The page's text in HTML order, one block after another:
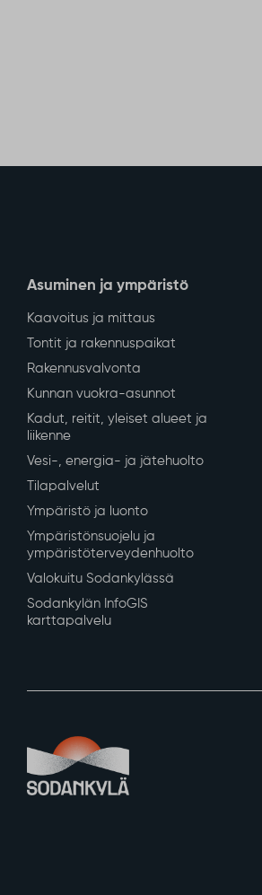
Asuminen ja ympäristö
Kaavoitus ja mittaus
Tontit ja rakennuspaikat
Rakennusvalvonta
Kunnan vuokra-asunnot
Kadut, reitit, yleiset alueet ja
liikenne
Vesi-, energia- ja jätehuolto
Tilapalvelut
Ympäristö ja luonto
Ympäristönsuojelu ja
ympäristöterveydenhuolto
Valokuitu Sodankylässä
Sodankylän InfoGIS
karttapalvelu